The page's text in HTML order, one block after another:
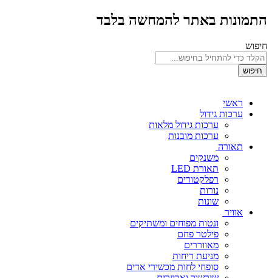
התמונות באתר להמחשה בלבד
חיפוש
חיפוש
ראשי
ערכות גידול
ערכות גידול מלאות
ערכות מובנות
תאורה
משנקים
תאורת LED
רפלקטורים
נורות
שונות
אוויר
ונטות מפוחים ומשתיקים
פילטר פחם
מאווררים
מניעת ריחות
סופחי לחות מכשירי אדים